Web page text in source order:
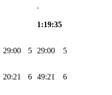
.
1:19:35
29:00 5 29:00 5
20:21 6 49:21 6